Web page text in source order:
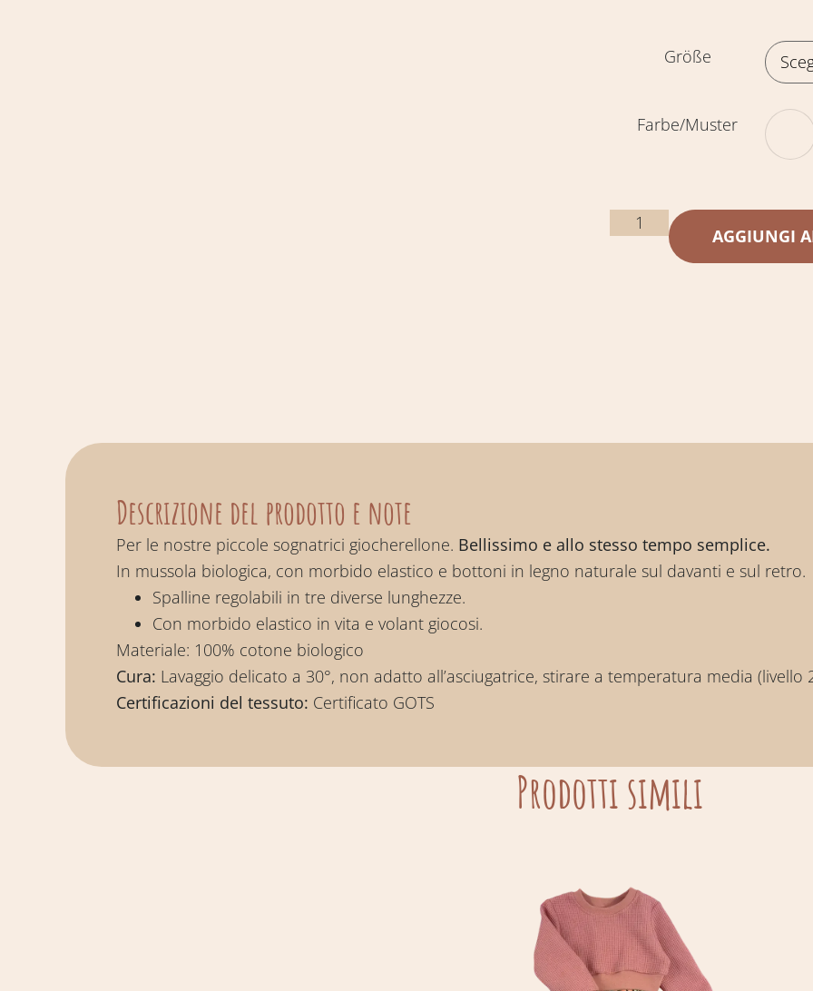
Größe
Farbe/Muster
AGGIUNGI
Descrizione del prodotto e note
Per le nostre piccole sognatrici giocherellone. Bellissimo e allo stesso tempo semplice.
In mussola biologica, con morbido elastico e bottoni in legno naturale sul davanti e sul retro.
Spalline regolabili in tre diverse lunghezze.
Con morbido elastico in vita e volant giocosi.
Materiale: 100% cotone biologico
Cura: Lavaggio delicato a 30°, non adatto all’asciugatrice, stirare a temperatura media (livello
Certificazioni del tessuto: Certificato GOTS
Prodotti simili